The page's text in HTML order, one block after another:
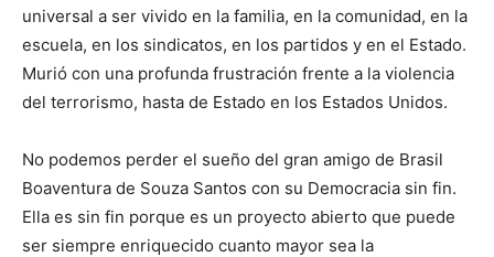
universal a ser vivido en la familia, en la comunidad, en la
escuela, en los sindicatos, en los partidos y en el Estado.
Murió con una profunda frustración frente a la violencia
del terrorismo, hasta de Estado en los Estados Unidos.
No podemos perder el sueño del gran amigo de Brasil
Boaventura de Souza Santos con su Democracia sin fin.
Ella es sin fin porque es un proyecto abierto que puede
ser siempre enriquecido cuanto mayor sea la